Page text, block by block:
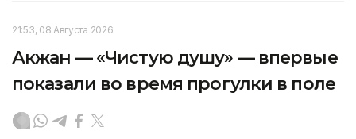
21:53, 08 Августа 2026
Акжан — «Чистую душу» — впервые
показали во время прогулки в поле